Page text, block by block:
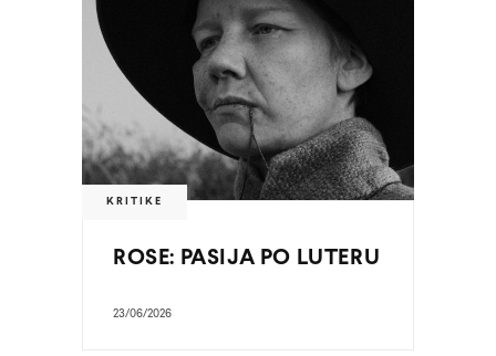
KRITIKE
ROSE: PASIJA PO LUTERU
23/06/2026